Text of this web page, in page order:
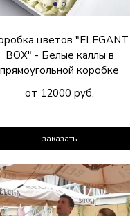
цветов "ELEGANT
BOX" - Белые каллы в
прямоугольной коробке
от 12000 руб.
заказать